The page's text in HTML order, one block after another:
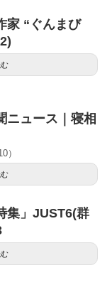
家 “ぐんまび
ニュース｜寝相
）
集」JUST6(群